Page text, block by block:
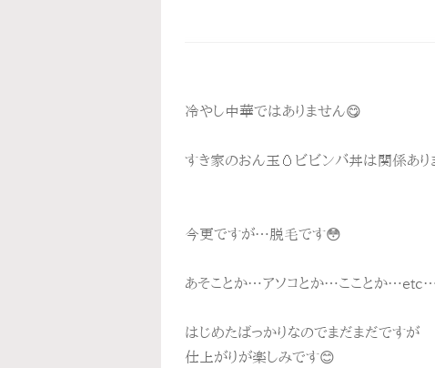
冷やし中華ではありません😋
すき家のおん玉🥚ビビンバ丼は関係あ
今更ですが…脱毛です😳
あそことか…アソコとか…こことか
はじめたばっかりなのでまだまだですが
仕上がりが楽しみです😊